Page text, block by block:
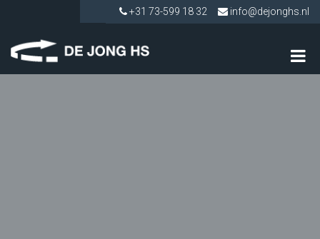
+31 73-599 18 32 info@dejonghs.nl